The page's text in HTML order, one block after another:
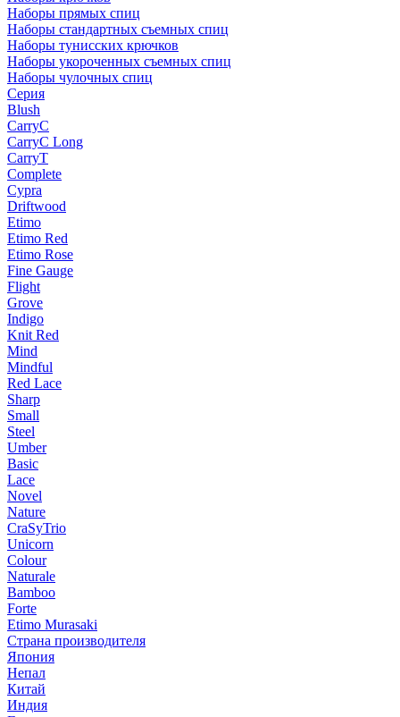
Наборы прямых спиц
Наборы стандартных съемных спиц
Наборы тунисских крючков
Наборы укороченных съемных спиц
Наборы чулочных спиц
Серия
Blush
CarryC
CarryC Long
CarryT
Complete
Cypra
Driftwood
Etimo
Etimo Red
Etimo Rose
Fine Gauge
Flight
Grove
Indigo
Knit Red
Mind
Mindful
Red Lace
Sharp
Small
Steel
Umber
Basic
Lace
Novel
Nature
CraSyTrio
Unicorn
Colour
Naturale
Bamboo
Forte
Etimo Murasaki
Страна производителя
Япония
Непал
Китай
Индия